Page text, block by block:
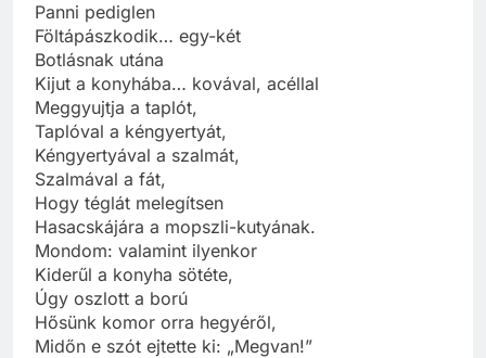
Panni pediglen
Föltápászkodik… egy-két
Botlásnak utána
Kijut a konyhába… kovával, acéllal
Meggyujtja a taplót,
Taplóval a kéngyertyát,
Kéngyertyával a szalmát,
Szalmával a fát,
Hogy téglát melegítsen
Hasacskájára a mopszli-kutyának.
Mondom: valamint ilyenkor
Kiderűl a konyha sötéte,
Úgy oszlott a ború
Hősünk komor orra hegyéről,
Midőn e szót ejtette ki: „Megvan!”